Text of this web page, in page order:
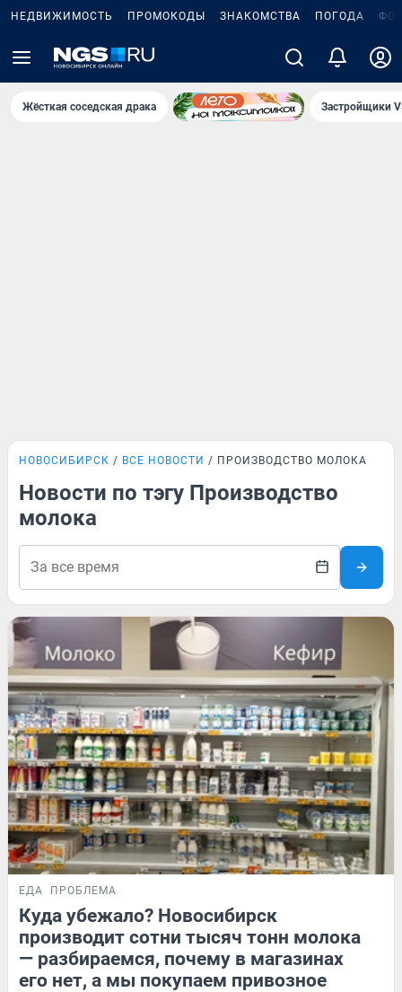
НЕДВИЖИМОСТЬ ПРОМОКОДЫ ЗНАКОМСТВА ПОГОДА
Жёсткая соседская драка Застройщики
НОВОСИБИРСК ВСЕ НОВОСТИ ПРОИЗВОДСТВО МОЛОКА
Новости по тэгу Производство
молока
ЕДА ПРОБЛЕМА
Куда убежало? Новосибирск
производит сотни тысяч тонн молока
— разбираемся, почему в магазинах
его нет, а мы покупаем привозное